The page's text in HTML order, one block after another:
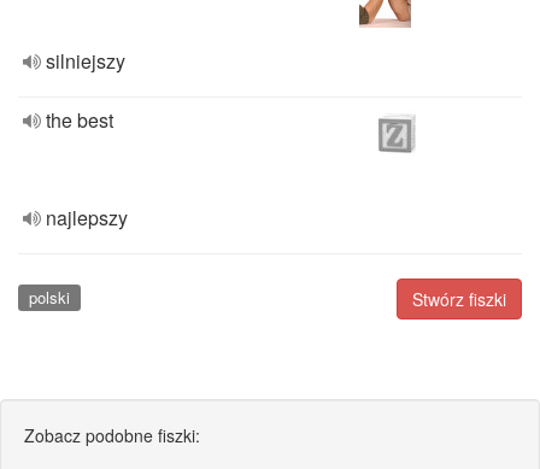
silniejszy
the best
najlepszy
Stwórz fiszki
polski
Zobacz podobne fiszki: